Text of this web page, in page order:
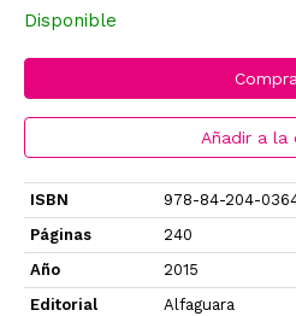
Disponible
Añadir a la
ISBN
978-84-204-
Páginas
240
Año
2015
Editorial
Alfaguara